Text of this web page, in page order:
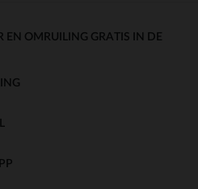
EN OMRUILING GRATIS IN DE